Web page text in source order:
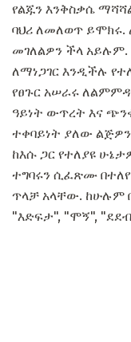
የልጁን እንቅስቃሴ
ባህሪ ለመለወጥ ይሞክሩ.
መገለልዎን ችላ
ለማነጋገር እንዲችሉ
የፀጉር አሠራሩ
ዓይነት ውጥረት እና
ተቀባይነት ያለው
ከእሱ ጋር የተለያዩ
ተግባሩን ሲፈጽሙ
ጥላቻ አላቸው. ከሁሉም
"እድፍታ", "ሞኝ",